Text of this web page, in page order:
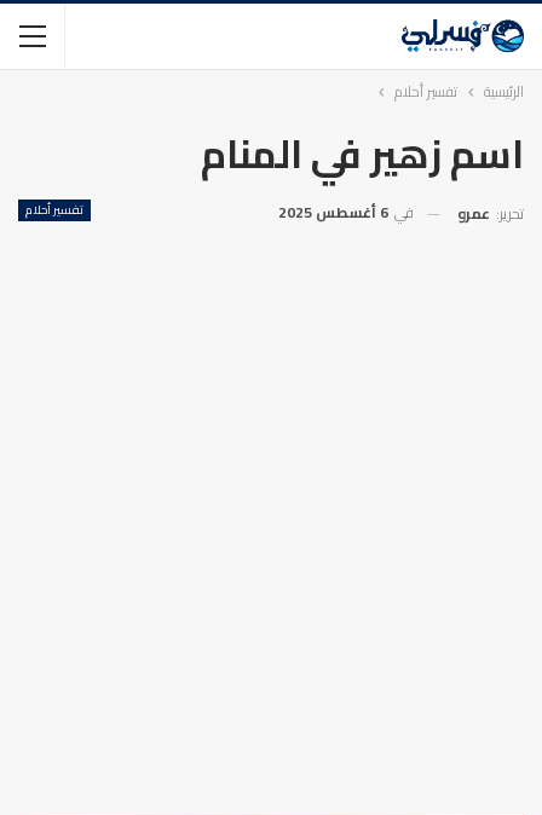
الرئيسية تفسير أحلام
اسم زهير في المنام
تفسير أحلام تحرير: عمرو في 6 أغسطس 2025